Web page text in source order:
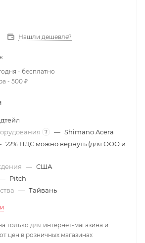
Нашли дешевле?
- бесплатно
- 500 ₽
? — Shimano Acera
22% НДС можно вернуть (для ООО и
— США
Pitch
— Тайвань
только для интернет-магазина и
цен в розничных магазинах